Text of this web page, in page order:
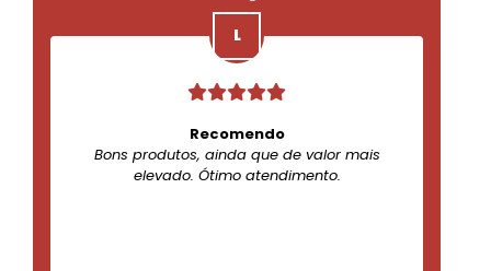
Recomendo
Bons produtos, ainda que de valor mais
elevado. Ótimo atendimento.